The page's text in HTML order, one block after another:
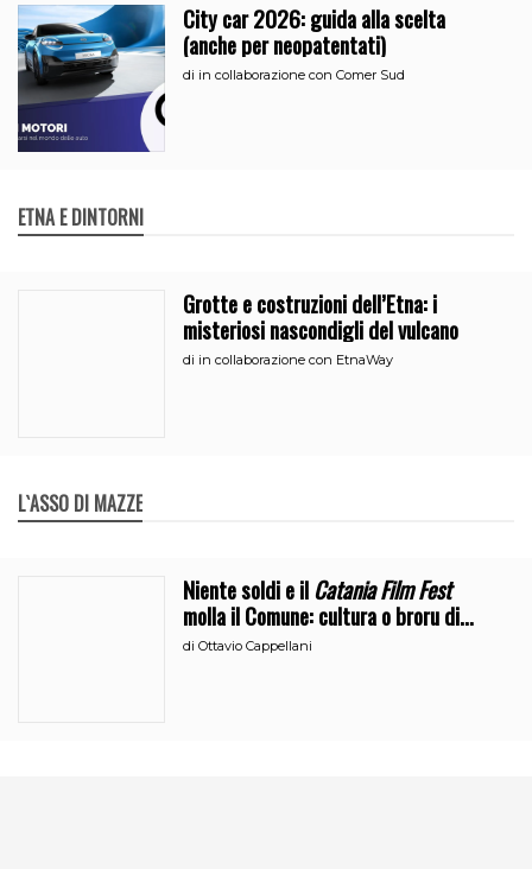
City car 2026: guida alla scelta
(anche per neopatentati)
di in collaborazione con Comer Sud
ETNA E DINTORNI
Grotte e costruzioni dell’Etna: i
misteriosi nascondigli del vulcano
di in collaborazione con EtnaWay
L`ASSO DI MAZZE
Niente soldi e ilCatania Film Fest
molla il Comune: cultura o broru di
ciciri?
diOttavio Cappellani